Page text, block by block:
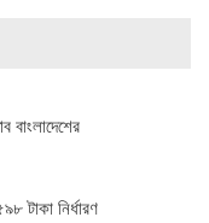
বাংলাদেশের
টাকা নির্ধারণ